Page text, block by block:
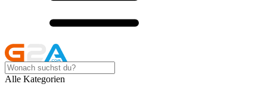
Alle Kategorien